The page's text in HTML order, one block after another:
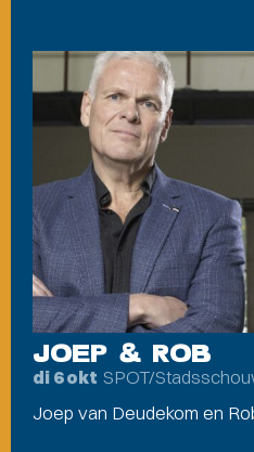
JOEP & ROB
di 6 okt SPOT/
Joep van Deudekom en